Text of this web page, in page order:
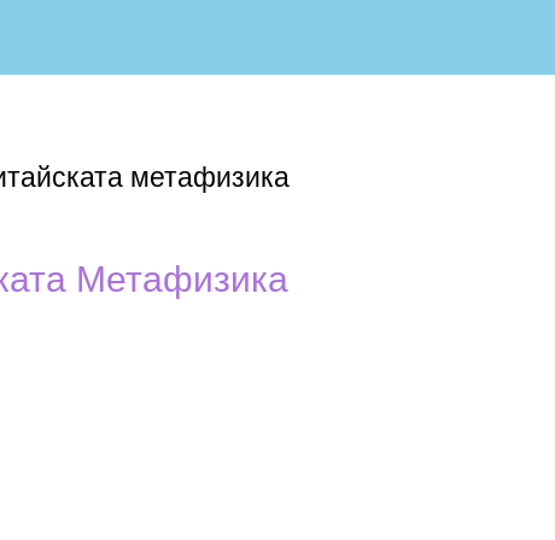
метафизика
Метафизика